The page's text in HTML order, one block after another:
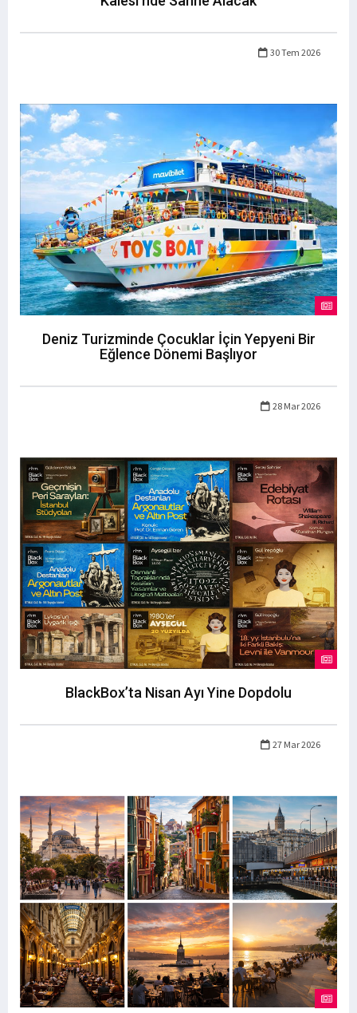
30 Tem 2026
Deniz Turizminde Çocuklar İçin Yepyeni Bir
Eğlence Dönemi Başlıyor
28 Mar 2026
BlackBox’ta Nisan Ayı Yine Dopdolu
27 Mar 2026